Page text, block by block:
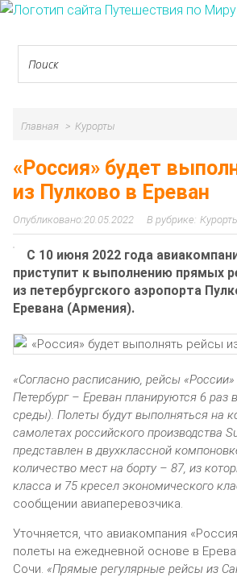
Главная Курорты
«Россия» будет
из Пулково в Ереван
20.05.2022
С 10 июня 2022 года
приступит к выполнению прямых
из петербургского аэропорта
Еревана (Армения).
«Согласно расписанию, рейсы
Петербург – Ереван планируются 6 раз
среды). Полеты будут выполняться на
самолетах российского производства
представлен в двухклассной
количество мест на борту – 87, из
класса и 75 кресел экономического
сообщении авиаперевозчика.
Уточняется, что авиакомпания
полеты на ежедневной основе в
Сочи. «Прямые регулярные рейсы из